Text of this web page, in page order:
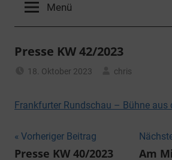
Menü
Presse KW 42/2023
18. Oktober 2023
chris
Frankfurter Rundschau – Bühne aus
Beitragsnavigation
Vorheriger Beitrag
Presse KW 40/2023
Am